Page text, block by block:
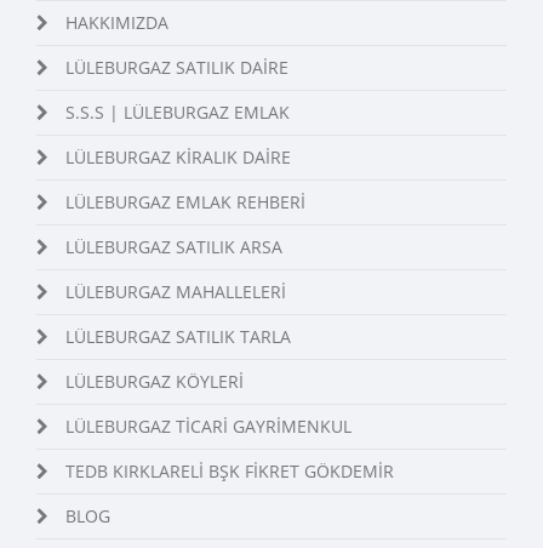
HAKKIMIZDA
LÜLEBURGAZ SATILIK DAİRE
S.S.S | LÜLEBURGAZ EMLAK
LÜLEBURGAZ KİRALIK DAİRE
LÜLEBURGAZ EMLAK REHBERİ
LÜLEBURGAZ SATILIK ARSA
LÜLEBURGAZ MAHALLELERİ
LÜLEBURGAZ SATILIK TARLA
LÜLEBURGAZ KÖYLERİ
LÜLEBURGAZ TİCARİ GAYRİMENKUL
TEDB KIRKLARELİ BŞK FİKRET GÖKDEMİR
BLOG